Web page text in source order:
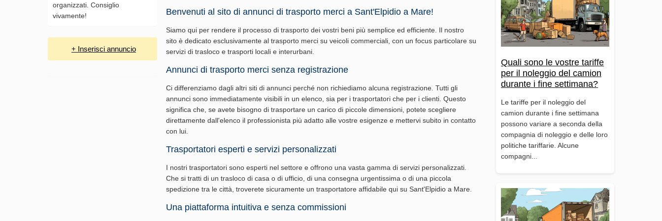
organizzati. Consiglio
vivamente!
+ Inserisci annuncio
Quali sono le vostre tariffe
per il noleggio del camion
durante i fine settimana?
Le tariffe per il noleggio del
camion durante i fine settimana
possono variare a seconda della
compagnia di noleggio e delle loro
politiche tariffarie. Alcune
compagni...
Benvenuti al sito di annunci di trasporto merci a Sant'Elpidio a Mare!
Siamo qui per rendere il processo di trasporto dei vostri beni più semplice ed efficiente. Il nostro
sito è dedicato esclusivamente al trasporto merci su veicoli commerciali, con un focus particolare su
servizi di trasloco e trasporti locali e interurbani.
Annunci di trasporto merci senza registrazione
Ci differenziamo dagli altri siti di annunci perché non richiediamo alcuna registrazione. Tutti gli
annunci sono immediatamente visibili in un elenco, sia per i trasportatori che per i clienti. Questo
significa che, se avete bisogno di trasportare un carico di piccole dimensioni, potete scegliere
direttamente dall'elenco il professionista più adatto alle vostre esigenze e mettervi subito in contatto
con lui.
Trasportatori esperti e servizi personalizzati
I nostri trasportatori sono esperti nel settore e offrono una vasta gamma di servizi personalizzati.
Che si tratti di un trasloco di casa o di ufficio, di una consegna urgentissima o di una piccola
spedizione tra le città, troverete sicuramente un trasportatore affidabile qui su Sant'Elpidio a Mare.
Una piattaforma intuitiva e senza commissioni